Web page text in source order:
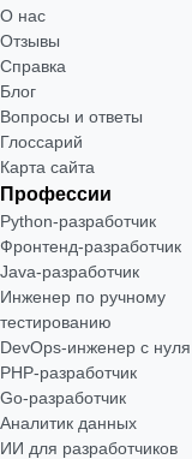
О нас
Отзывы
Справка
Блог
Вопросы и ответы
Глоссарий
Карта сайта
Профессии
Python-разработчик
Фронтенд-разработчик
Java-разработчик
Инженер по ручному
тестированию
DevOps-инженер с нуля
РНР-разработчик
Go-разработчик
Аналитик данных
ИИ для разработчиков